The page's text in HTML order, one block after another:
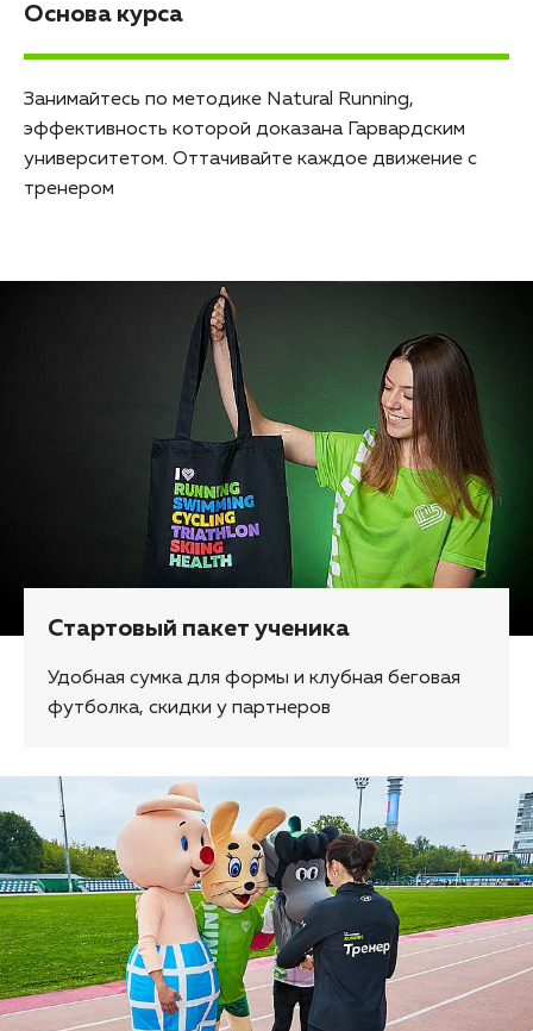
Основа курса
Занимайтесь по методике Natural Running,
эффективность которой доказана Гарвардским
университетом. Оттачивайте каждое движение с
тренером
Стартовый пакет ученика
Удобная сумка для формы и клубная беговая
футболка, скидки у партнеров